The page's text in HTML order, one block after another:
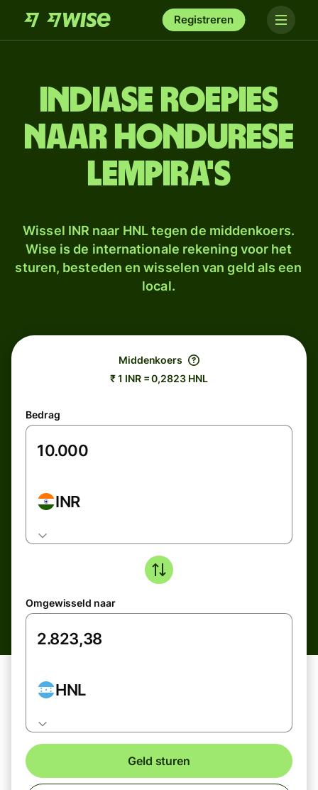
Registreren
Indiase roepies
naar Hondurese
lempira's
Wissel INR naar HNL tegen de middenkoers.
Wise is de internationale rekening voor het
sturen, besteden en wisselen van geld als een
local.
Middenkoers
₹ 1 INR = 0,2823 HNL
Bedrag
INR
Omgewisseld naar
HNL
Geld sturen